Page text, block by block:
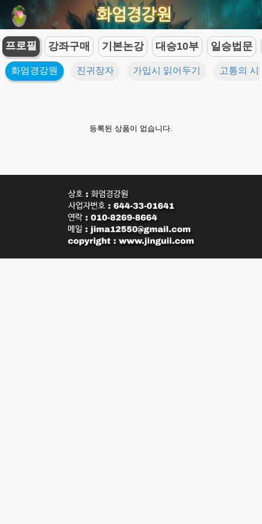
프로필 강좌구매 기본논강 대승10부 일승법문
화엄경강원 진귀장자 가입시 읽어두기 고통의 시
등록된 상품이 없습니다.